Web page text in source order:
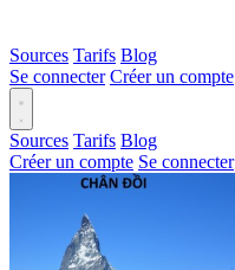
Sources Tarifs Blog
Se connecter Créer un compte
Sources Tarifs Blog
Créer un compte Se connecter